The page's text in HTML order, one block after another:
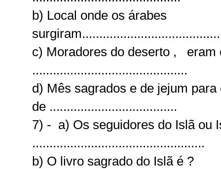
b) Local onde os árabes
c) Moradores do deserto , eram
.............................................
d) Mês sagrados e de jejum
de .....................................
7) - a) Os seguidores do Islã ou
..................................................
b) O livro sagrado do Islã é ?